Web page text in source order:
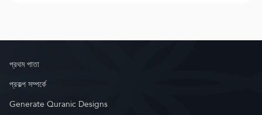
প্রথম পাতা
প্রকল্প সম্পর্কে
Generate Quranic Designs